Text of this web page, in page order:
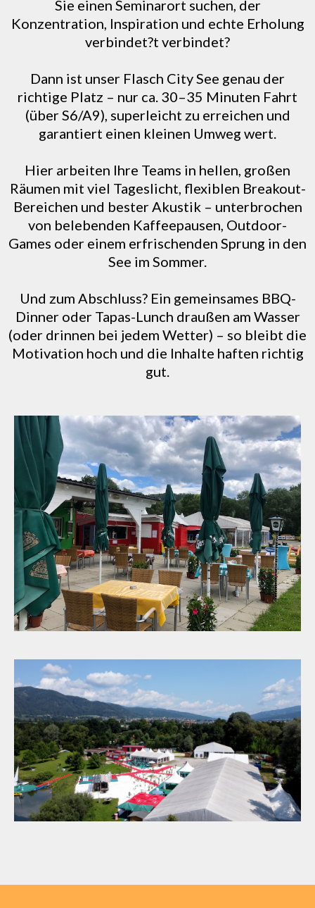
Sie einen Seminarort suchen, der
Konzentration, Inspiration und echte Erholung
verbindet?t verbindet?
Dann ist unser Flasch City See genau der
richtige Platz – nur ca. 30–35 Minuten Fahrt
(über S6/A9), superleicht zu erreichen und
garantiert einen kleinen Umweg wert.
Hier arbeiten Ihre Teams in hellen, großen
Räumen mit viel Tageslicht, flexiblen Breakout-
Bereichen und bester Akustik – unterbrochen
von belebenden Kaffeepausen, Outdoor-
Games oder einem erfrischenden Sprung in den
See im Sommer.
Und zum Abschluss? Ein gemeinsames BBQ-
Dinner oder Tapas-Lunch draußen am Wasser
(oder drinnen bei jedem Wetter) – so bleibt die
Motivation hoch und die Inhalte haften richtig
gut.